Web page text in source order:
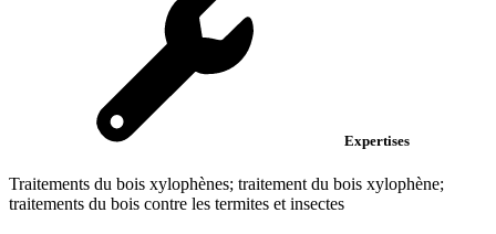
Expertises
Traitements du bois xylophènes; traitement du bois xylophène;
traitements du bois contre les termites et insectes